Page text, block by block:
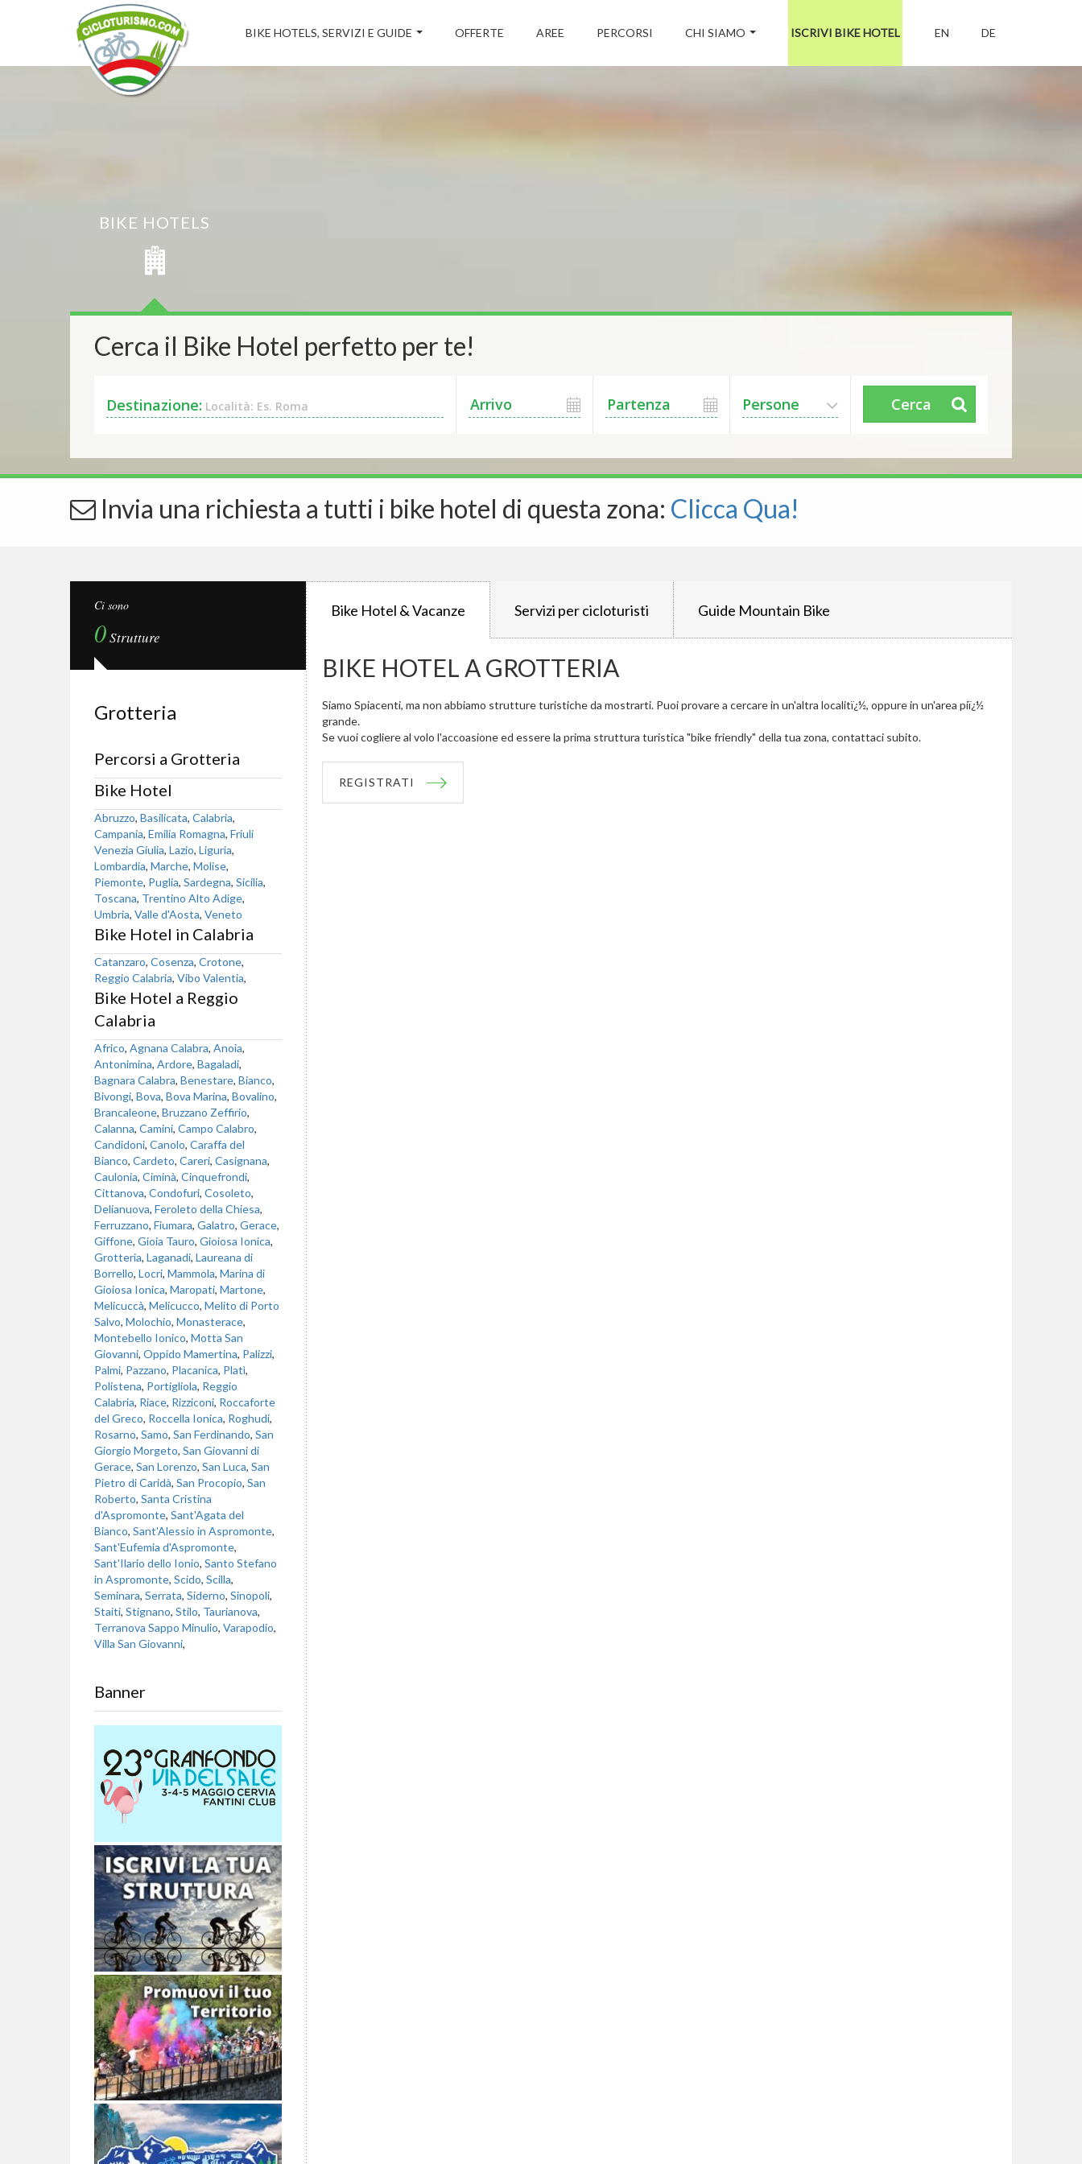
BIKE HOTELS, SERVIZI E GUIDE OFFERTE AREE PERCORSI CHI SIAMO ISCRIVI BIKE HOTEL EN DE
BIKE HOTELS
Cerca il Bike Hotel perfetto per te!
Destinazione: Località: Es. Roma Persone Cerca
Invia una richiesta a tutti i bike hotel di questa zona: Clicca Qua!
Bike Hotel & Vacanze Servizi per cicloturisti Guide Mountain Bike
BIKE HOTEL A GROTTERIA
Siamo Spiacenti, ma non abbiamo strutture turistiche da mostrarti. Puoi provare a cercare in un'altra localitï¿½, oppure in un'area piï¿½
grande.
Se vuoi cogliere al volo l'accoasione ed essere la prima struttura turistica "bike friendly" della tua zona, contattaci subito.
REGISTRATI
Ci sono
0Strutture
Grotteria
Percorsi a Grotteria
Bike Hotel
Abruzzo, Basilicata, Calabria,
Campania, Emilia Romagna, Friuli
Venezia Giulia, Lazio, Liguria,
Lombardia, Marche, Molise,
Piemonte, Puglia, Sardegna, Sicilia,
Toscana, Trentino Alto Adige,
Umbria, Valle d'Aosta, Veneto
Bike Hotel in Calabria
Catanzaro, Cosenza, Crotone,
Reggio Calabria, Vibo Valentia,
Bike Hotel a Reggio
Calabria
Africo, Agnana Calabra, Anoia,
Antonimina, Ardore, Bagaladi,
Bagnara Calabra, Benestare, Bianco,
Bivongi, Bova, Bova Marina, Bovalino,
Brancaleone, Bruzzano Zeffirio,
Calanna, Camini, Campo Calabro,
Candidoni, Canolo, Caraffa del
Bianco, Cardeto, Careri, Casignana,
Caulonia, Ciminà, Cinquefrondi,
Cittanova, Condofuri, Cosoleto,
Delianuova, Feroleto della Chiesa,
Ferruzzano, Fiumara, Galatro, Gerace,
Giffone, Gioia Tauro, Gioiosa Ionica,
Grotteria, Laganadi, Laureana di
Borrello, Locri, Mammola, Marina di
Gioiosa Ionica, Maropati, Martone,
Melicuccà, Melicucco, Melito di Porto
Salvo, Molochio, Monasterace,
Montebello Ionico, Motta San
Giovanni, Oppido Mamertina, Palizzi,
Palmi, Pazzano, Placanica, Platì,
Polistena, Portigliola, Reggio
Calabria, Riace, Rizziconi, Roccaforte
del Greco, Roccella Ionica, Roghudi,
Rosarno, Samo, San Ferdinando, San
Giorgio Morgeto, San Giovanni di
Gerace, San Lorenzo, San Luca, San
Pietro di Caridà, San Procopio, San
Roberto, Santa Cristina
d'Aspromonte, Sant'Agata del
Bianco, Sant'Alessio in Aspromonte,
Sant'Eufemia d'Aspromonte,
Sant'Ilario dello Ionio, Santo Stefano
in Aspromonte, Scido, Scilla,
Seminara, Serrata, Siderno, Sinopoli,
Staiti, Stignano, Stilo, Taurianova,
Terranova Sappo Minulio, Varapodio,
Villa San Giovanni,
Banner